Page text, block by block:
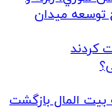
توسعه ميدان